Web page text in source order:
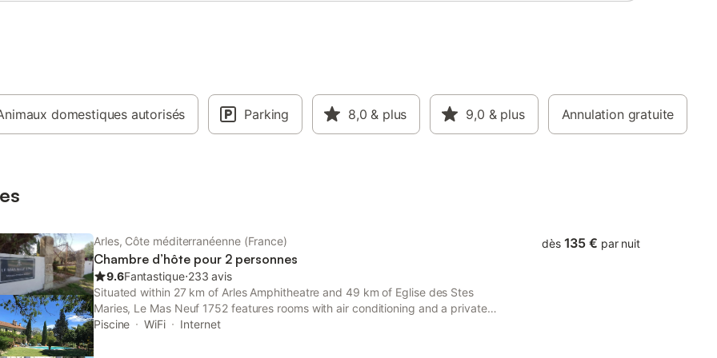
Fondation Vincent van Gogh Arles à 1 km.
L'établissement est réservé aux adultes et
des heures de silence sont observées.
domestiques autorisés Parking 8,0 & plus 9,0 & plus Annulation gratuite
Arles, Côte méditerranéenne (France)
Chambre d’hôte pour 2 personnes
9.6Fantastique⋅233 avis
Situated within 27 km of Arles Amphitheatre and 49 km of Eglise des Stes
Maries, Le Mas Neuf 1752 features rooms with air conditioning and a private
bathroom in Arles. This bed and breakfast has a pool with a view, a garden and
Piscine WiFi Internet
dès 135 € par nuit